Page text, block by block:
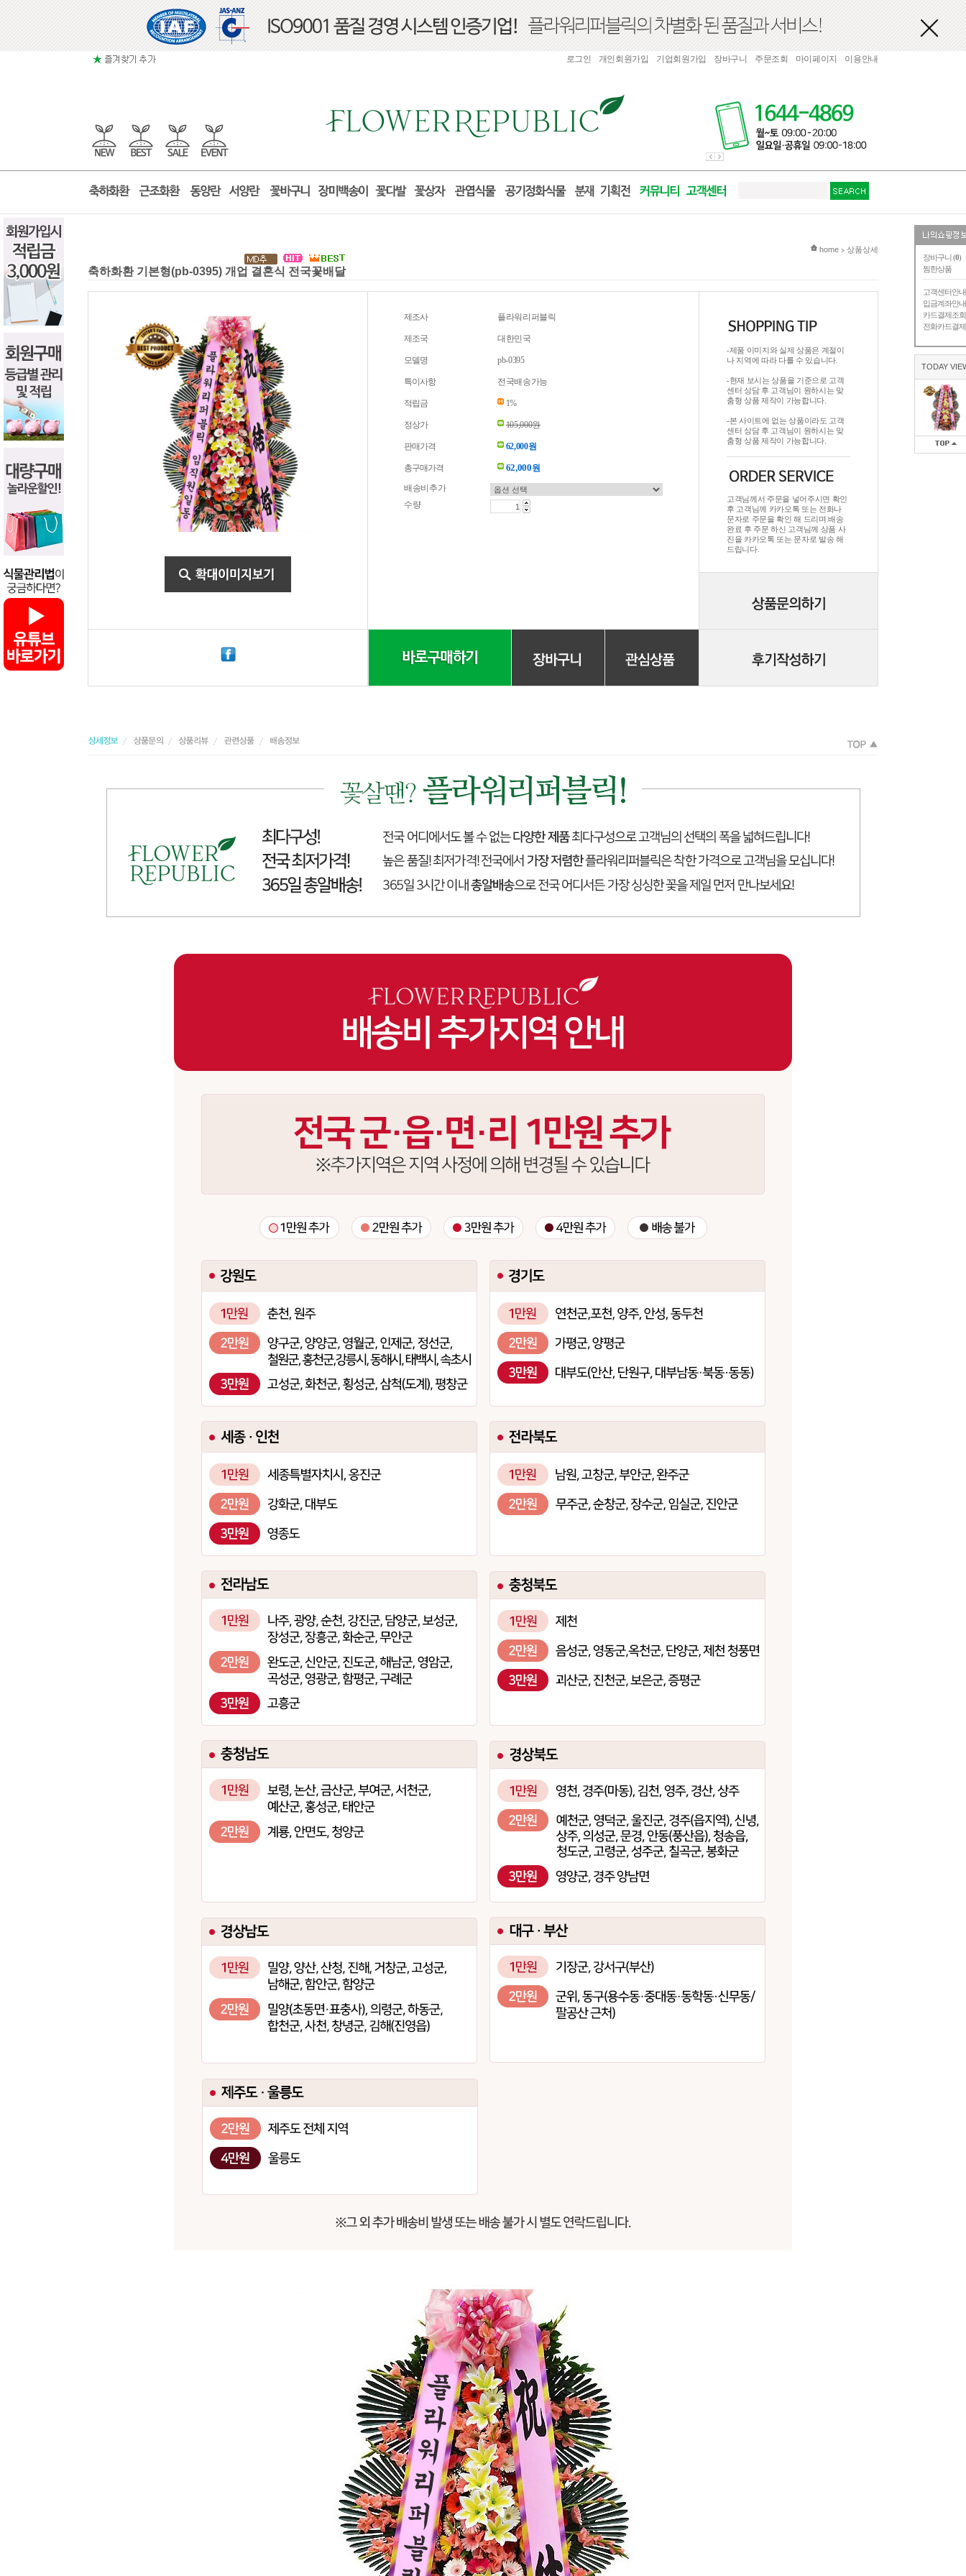
장바구니 (0)
찜한상품
고객센터안내
입금계좌안내
카드결제조회
전화카드결제
TODAY
로그인 개인회원가입 기업회원가입 장바구니 주문조회 마이페이지 이용안내
현재 위치
home > 상품상세
축하화환 기본형(pb-0395) 개업 결혼식 전국꽃배달
제조사 플라워리퍼블릭
제조국 대한민국
모델명 pb-0395
특이사항 전국배송가능
적립금 1%
정상가 105,000원
판매가격 62,000원
총구매가격 62,000원
배송비추가
수량
-제품 이미지와 실제 상품은 계절이
나 지역에 따라 다를 수 있습니다.
-현재 보시는 상품을 기준으로 고객
센터 상담 후 고객님이 원하시는 맞
춤형 상품 제작이 가능합니다.
-본 사이트에 없는 상품이라도 고객
센터 상담 후 고객님이 원하시는 맞
춤형 상품 제작이 가능합니다.
고객님께서 주문을 넣어주시면 확인
후 고객님께 카카오톡 또는 전화나
문자로 주문을 확인 해 드리며.배송
완료 후 주문 하신 고객님께 상품 사
진을 카카오톡 또는 문자로 발송 해
드립니다.